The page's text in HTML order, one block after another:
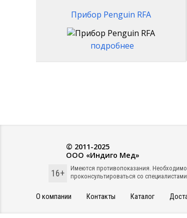
Прибор Penguin RFA
подробнее
© 2011-2025
ООО «Индиго Мед»
16+
Имеются противопоказания. Необходимо
проконсультироваться со
О компании Контакты Каталог